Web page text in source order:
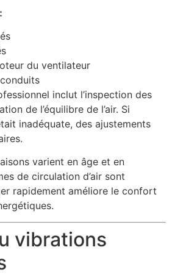
du ventilateur
inclut l’inspection des
de l’équilibre de l’air. Si
inadéquate, des ajustements
varient en âge et en
de circulation d’air sont
rapidement améliore le confort
vibrations